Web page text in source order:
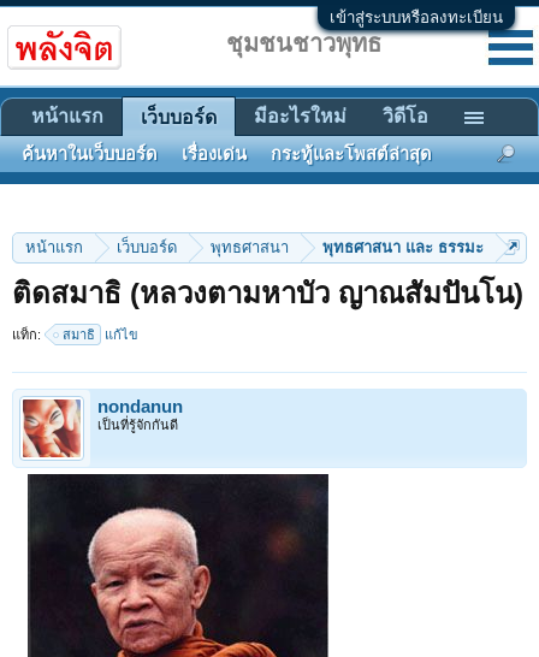
เข้าสู่ระบบหรือลงทะเบียน
หน้าแรก เว็บบอร์ด พุทธศาสนา พุทธศาสนา และ ธรรมะ
ติดสมาธิ (หลวงตามหาบัว ญาณสัมปันโน)
แท็ก: สมาธิ แก้ไข
nondanun
เป็นที่รู้จักกันดี
ชุมชนชาวพุทธ
หน้าแรก เว็บบอร์ด
ค้นหาในเว็บบอร์ด เรื่องเด่น กระทู้และโพสต์ล่าสุด
มีอะไรใหม่ วิดีโอ